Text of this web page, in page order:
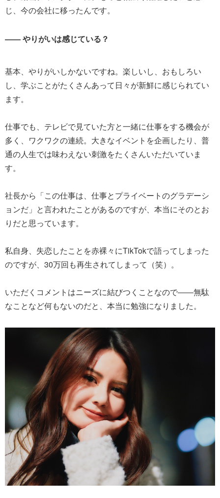
じ、今の会社に移ったんです。
―― やりがいは感じている？
基本、やりがいしかないですね。楽しいし、おもしろい
し、学ぶことがたくさんあって日々が新鮮に感じられてい
ます。
仕事でも、テレビで見ていた方と一緒に仕事をする機会が
多く、ワクワクの連続。大きなイベントを企画したり、普
通の人生では味わえない刺激をたくさんいただいていま
す。
社長から「この仕事は、仕事とプライベートのグラデーシ
ョンだ」と言われたことがあるのですが、本当にそのとお
りだと思っています。
私自身、失恋したことを赤裸々にTikTokで語ってしまった
のですが、30万回も再生されてしまって（笑）。
いただくコメントはニーズに結びつくことなので――無駄
なことなど何もないのだと、本当に勉強になりました。